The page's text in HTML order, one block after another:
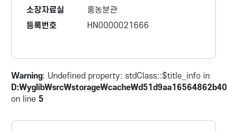
소장자료실
홍농분관
등록번호
HN0000021666
Warning: Undefined property: stdClass::$title_info in
on line 5